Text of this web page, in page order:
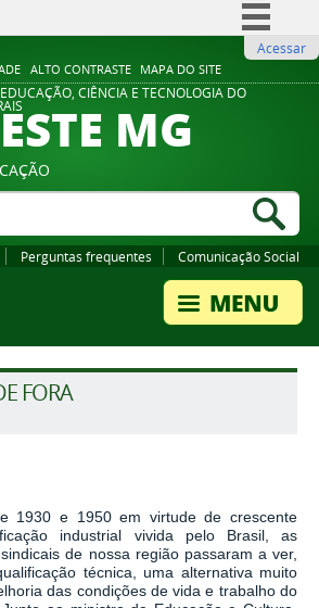
ALTO CONTRASTE MAPA DO SITE
Comunica BR
Participe
Legislação
Acessar
CIÊNCIA E TECNOLOGIA DO
MG
Perguntas frequentes Comunicação Social
FORA
1930 e 1950 em virtude de crescente
industrial vivida pelo Brasil, as
de nossa região passaram a ver,
técnica, uma alternativa muito
das condições de vida e trabalho do